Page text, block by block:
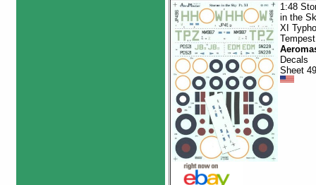
1:48
in the
XI
Tempest
Decals
Sheet